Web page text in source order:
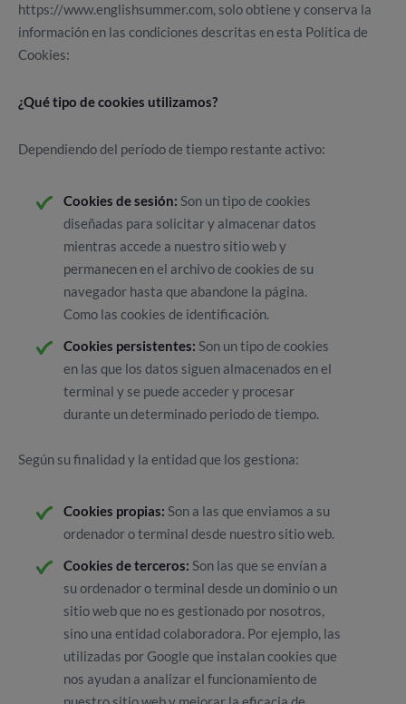
https://www.englishsummer.com, solo obtiene y conserva la
información en las condiciones descritas en esta Política de
Cookies:
¿Qué tipo de cookies utilizamos?
Dependiendo del período de tiempo restante activo:
Cookies de sesión: Son un tipo de cookies
diseñadas para solicitar y almacenar datos
mientras accede a nuestro sitio web y
permanecen en el archivo de cookies de su
navegador hasta que abandone la página.
Como las cookies de identificación.
Cookies persistentes: Son un tipo de cookies
en las que los datos siguen almacenados en el
terminal y se puede acceder y procesar
durante un determinado periodo de tiempo.
Según su finalidad y la entidad que los gestiona:
Cookies propias: Son a las que enviamos a su
ordenador o terminal desde nuestro sitio web.
Cookies de terceros: Son las que se envían a
su ordenador o terminal desde un dominio o un
sitio web que no es gestionado por nosotros,
sino una entidad colaboradora. Por ejemplo, las
utilizadas por Google que instalan cookies que
nos ayudan a analizar el funcionamiento de